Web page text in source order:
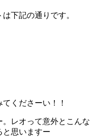
下記の通りです。
くださーい！！
レオって意外とこんな
と思いますー